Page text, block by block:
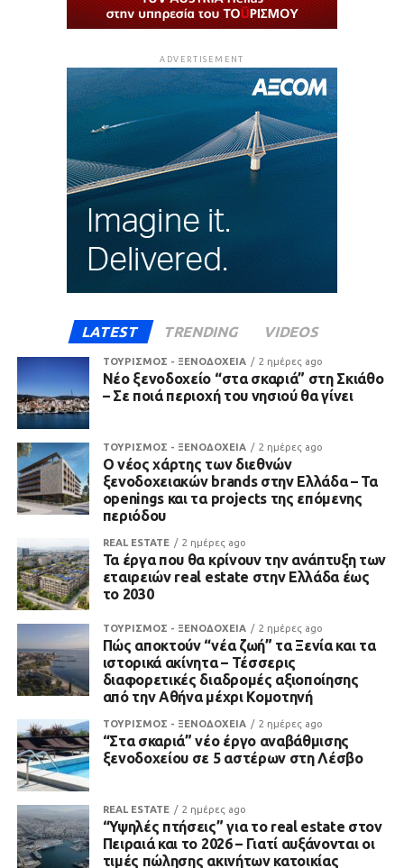
ADVERTISEMENT
LATEST TRENDING VIDEOS
ΤΟΥΡΙΣΜΟΣ - ΞΕΝΟΔΟΧΕΙΑ 2 ημέρες ago
Νέο ξενοδοχείο “στα σκαριά” στη Σκιάθο
– Σε ποιά περιοχή του νησιού θα γίνει
ΤΟΥΡΙΣΜΟΣ - ΞΕΝΟΔΟΧΕΙΑ 2 ημέρες ago
Ο νέος χάρτης των διεθνών
ξενοδοχειακών brands στην Ελλάδα – Τα
openings και τα projects της επόμενης
περιόδου
REAL ESTATE 2 ημέρες ago
Τα έργα που θα κρίνουν την ανάπτυξη των
εταιρειών real estate στην Ελλάδα έως
το 2030
ΤΟΥΡΙΣΜΟΣ - ΞΕΝΟΔΟΧΕΙΑ 2 ημέρες ago
Πώς αποκτούν “νέα ζωή” τα Ξενία και τα
ιστορικά ακίνητα – Τέσσερις
διαφορετικές διαδρομές αξιοποίησης
από την Αθήνα μέχρι Κομοτηνή
ΤΟΥΡΙΣΜΟΣ - ΞΕΝΟΔΟΧΕΙΑ 2 ημέρες ago
“Στα σκαριά” νέο έργο αναβάθμισης
ξενοδοχείου σε 5 αστέρων στη Λέσβο
REAL ESTATE 2 ημέρες ago
“Υψηλές πτήσεις” για το real estate στον
Πειραιά και το 2026 – Γιατί αυξάνονται οι
τιμές πώλησης ακινήτων κατοικίας